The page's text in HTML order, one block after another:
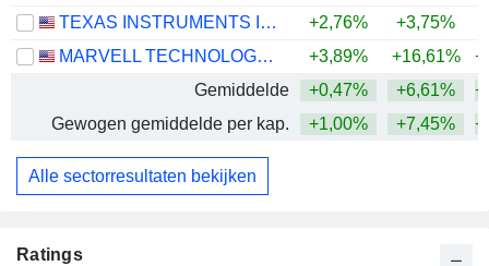
TEXAS INSTRUMENTS INCORPORATED
+2,76% +3,75%
MARVELL TECHNOLOGY GROUP LTD
+3,89% +16,61%
Gemiddelde
+0,47% +6,61%
Gewogen gemiddelde per kap.
+1,00% +7,45%
Alle sectorresultaten bekijken
Ratings